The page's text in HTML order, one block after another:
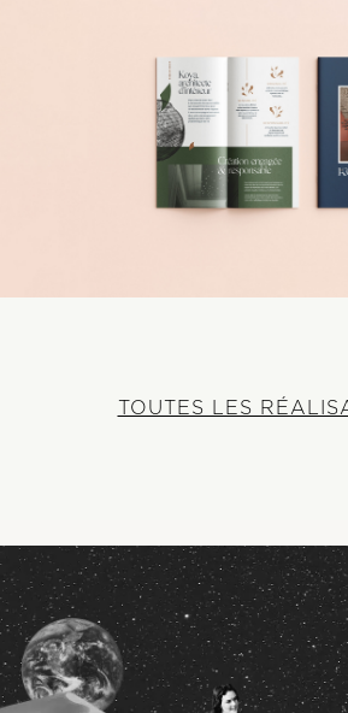
TOUTES LES